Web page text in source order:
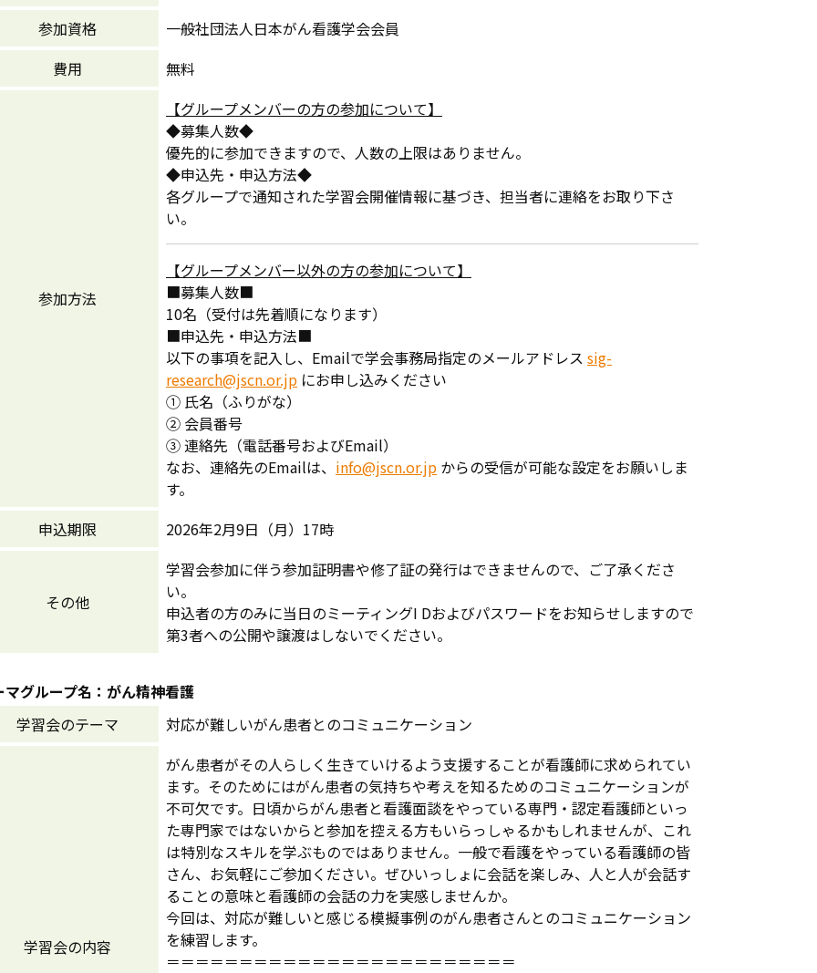
参加資格
一般社団法人日本がん看護学会会員
費用
無料
参加方法
【グループメンバーの方の参加について】
◆募集人数◆
優先的に参加できますので、人数の上限はありません。
◆申込先・申込方法◆
各グループで通知された学習会開催情報に基づき、担当者に連絡をお取り下さ
い。
【グループメンバー以外の方の参加について】
■募集人数■
10名（受付は先着順になります）
■申込先・申込方法■
以下の事項を記入し、Emailで学会事務局指定のメールアドレス sig-
research@jscn.or.jp にお申し込みください
① 氏名（ふりがな）
② 会員番号
③ 連絡先（電話番号およびEmail）
なお、連絡先のEmailは、 info@jscn.or.jp からの受信が可能な設定をお願いしま
す。
申込期限
2026年2月9日（月）17時
その他
学習会参加に伴う参加証明書や修了証の発行はできませんので、ご了承くださ
い。
申込者の方のみに当日のミーティングI Dおよびパスワードをお知らせしますので
第3者への公開や譲渡はしないでください。
マグループ名：がん精神看護
学習会のテーマ
対応が難しいがん患者とのコミュニケーション
学習会の内容
がん患者がその人らしく生きていけるよう支援することが看護師に求められてい
ます。そのためにはがん患者の気持ちや考えを知るためのコミュニケーションが
不可欠です。日頃からがん患者と看護面談をやっている専門・認定看護師といっ
た専門家ではないからと参加を控える方もいらっしゃるかもしれませんが、これ
は特別なスキルを学ぶものではありません。一般で看護をやっている看護師の皆
さん、お気軽にご参加ください。ぜひいっしょに会話を楽しみ、人と人が会話す
ることの意味と看護師の会話の力を実感しませんか。
今回は、対応が難しいと感じる模擬事例のがん患者さんとのコミュニケーション
を練習します。
＝＝＝＝＝＝＝＝＝＝＝＝＝＝＝＝＝＝＝＝＝＝＝＝